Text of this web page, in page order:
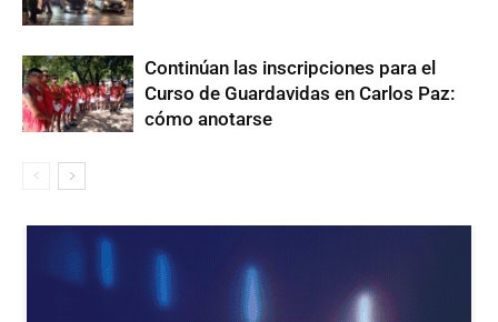
Continúan las inscripciones para el
Curso de Guardavidas en Carlos Paz:
cómo anotarse